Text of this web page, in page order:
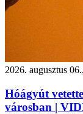
2026. augusztus
Hóágyút
városban |